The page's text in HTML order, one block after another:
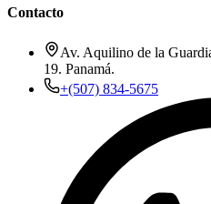
Contacto
Av. Aquilino de la
19. Panamá.
+(507) 834-5675